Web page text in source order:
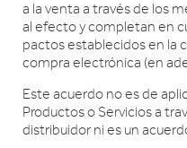
a la venta a través de los
al efecto y completan en
pactos establecidos en la
compra electrónica (en
Este acuerdo no es de
Productos o Servicios a
distribuidor ni es un